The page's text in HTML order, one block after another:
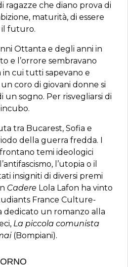
ragazze che diano prova di
maturità, di essere
futuro.
Ottanta e degli anni in
e l’orrore sembravano
in cui tutti sapevano e
coro di giovani donne si
un sogno. Per risvegliarsi di
tra Bucarest, Sofia e
della guerra fredda. I
temi ideologici
l’utopia o il
insigniti di diversi premi
Cadere Lola Lafon ha vinto
France Culture-
dedicato un romanzo alla
La piccola comunista
(Bompiani).